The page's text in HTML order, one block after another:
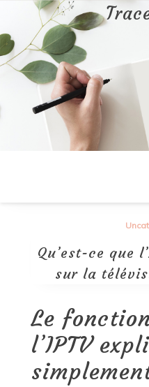
contenu
Qu’est-ce que
sur la
Le
l’IPTV